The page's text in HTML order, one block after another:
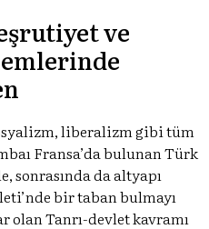
ve
liberalizm gibi tüm
Fransa’da bulunan Türk
sonrasında da altyapı
bir taban bulmayı
olan Tanrı-devlet kavramı